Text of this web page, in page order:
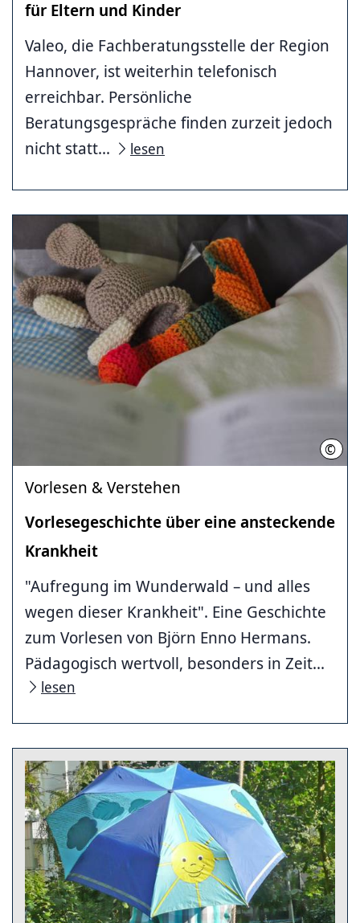
für Eltern und Kinder
Valeo, die Fachberatungsstelle der Region
Hannover, ist weiterhin telefonisch
erreichbar. Persönliche
Beratungsgespräche finden zurzeit jedoch
nicht statt...
lesen
©
Vorlesen & Verstehen
Vorlesegeschichte über eine ansteckende
Krankheit
"Aufregung im Wunderwald – und alles
wegen dieser Krankheit". Eine Geschichte
zum Vorlesen von Björn Enno Hermans.
Pädagogisch wertvoll, besonders in Zeit...
lesen